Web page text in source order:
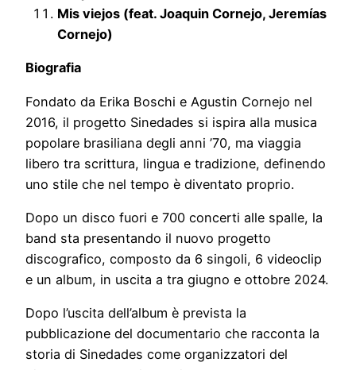
Mis viejos (feat. Joaquin Cornejo, Jeremías
Cornejo)
Biografia
Fondato da Erika Boschi e Agustin Cornejo nel
2016, il progetto Sinedades si ispira alla musica
popolare brasiliana degli anni ’70, ma viaggia
libero tra scrittura, lingua e tradizione, definendo
uno stile che nel tempo è diventato proprio.
Dopo un disco fuori e 700 concerti alle spalle, la
band sta presentando il nuovo progetto
discografico, composto da 6 singoli, 6 videoclip
e un album, in uscita a tra giugno e ottobre 2024.
Dopo l’uscita dell’album è prevista la
pubblicazione del documentario che racconta la
storia di Sinedades come organizzatori del